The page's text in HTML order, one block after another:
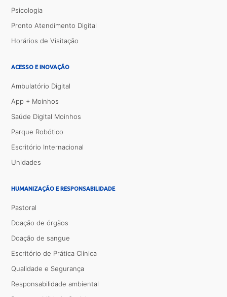
Psicologia
Pronto Atendimento Digital
Horários de Visitação
ACESSO E INOVAÇÃO
Ambulatório Digital
App + Moinhos
Saúde Digital Moinhos
Parque Robótico
Escritório Internacional
Unidades
HUMANIZAÇÃO E RESPONSABILIDADE
Pastoral
Doação de órgãos
Doação de sangue
Escritório de Prática Clínica
Qualidade e Segurança
Responsabilidade ambiental